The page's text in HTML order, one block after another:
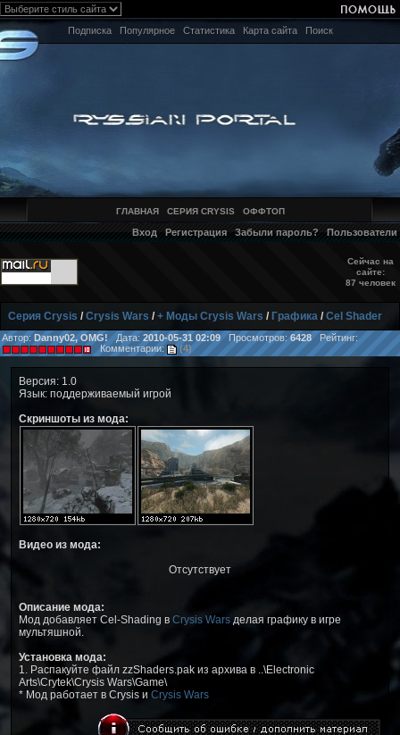
Подписка Популярное Статистика Карта сайта Поиск
ГЛАВНАЯ СЕРИЯ CRYSIS ОФФТОП
Вход Регистрация Забыли пароль? Пользователи
Сейчас на
сайте:
87 человек
Серия Crysis /Crysis Wars /+ Моды Crysis Wars / Графика /Cel Shader
Автор: Danny02, OMG!Дата: 2010-05-31 02:09 Просмотров:6428Рейтинг:
Комментарии:
(4)
Версия: 1.0
Язык: поддерживаемый игрой
Скриншоты из мода:
Видео из мода:
Отсутствует
Описание мода:
Мод добавляет Cel-Shading в Crysis Wars делая графику в игре
мультяшной.
Установка мода:
1. Распакуйте файл zzShaders.pak из архива в ..\Electronic
Arts\Crytek\Crysis Wars\Game\
* Мод работает в Crysis и Crysis Wars